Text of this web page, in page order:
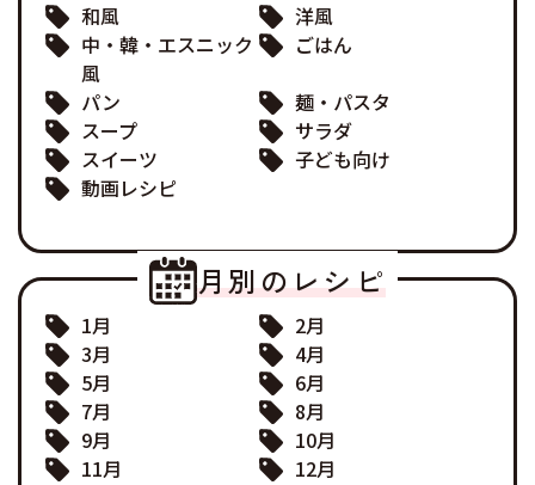
和風
洋風
中・韓・エスニック
風
ごはん
パン
麺・パスタ
スープ
サラダ
スイーツ
子ども向け
動画レシピ
月別のレシピ
1月
2月
3月
4月
5月
6月
7月
8月
9月
10月
11月
12月